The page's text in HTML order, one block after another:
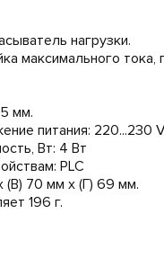
нагрузки.
максимального
мм.
питания: 220...230
Вт: 4 Вт
PLC
70 мм x (Г) 69 мм.
196 г.